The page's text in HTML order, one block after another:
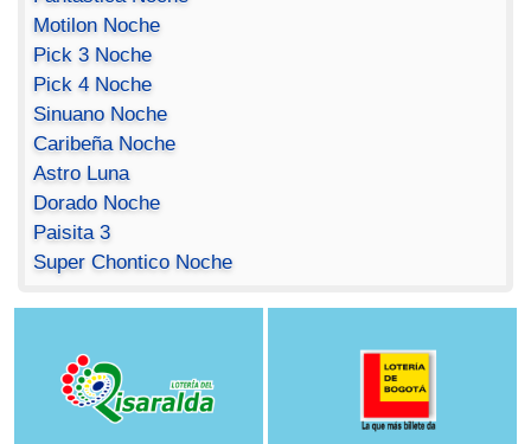
Motilon Noche
Pick 3 Noche
Pick 4 Noche
Sinuano Noche
Caribeña Noche
Astro Luna
Dorado Noche
Paisita 3
Super Chontico Noche